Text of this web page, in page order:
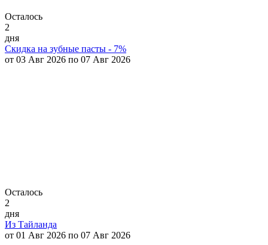
Осталось
2
дня
Скидка на зубные пасты - 7%
от 03 Авг 2026 по 07 Авг 2026
Осталось
2
дня
Из Тайланда
от 01 Авг 2026 по 07 Авг 2026